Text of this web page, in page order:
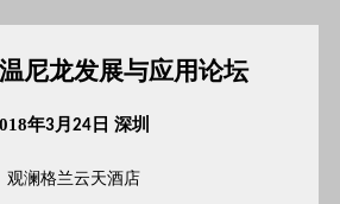
尼龙发展与应用论坛
年3月 24日 深圳
观澜格兰云天酒店